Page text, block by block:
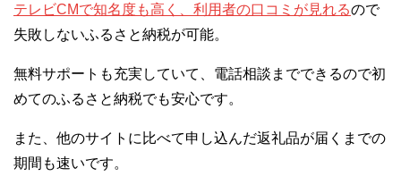
テレビCMで知名度も高く、利用者の口コミが見れるので
失敗しないふるさと納税が可能。
無料サポートも充実していて、電話相談までできるので初
めてのふるさと納税でも安心です。
また、他のサイトに比べて申し込んだ返礼品が届くまでの
期間も速いです。